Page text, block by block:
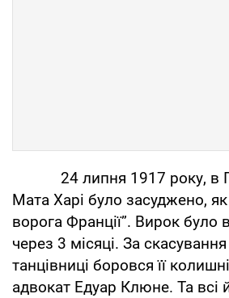
24 липня 1917 року, в
Мата Харі було засуджено,
ворога Франції”. Вирок
через 3 місяці. За
танцівниці боровся її
адвокат Едуар Клюне. Та всі